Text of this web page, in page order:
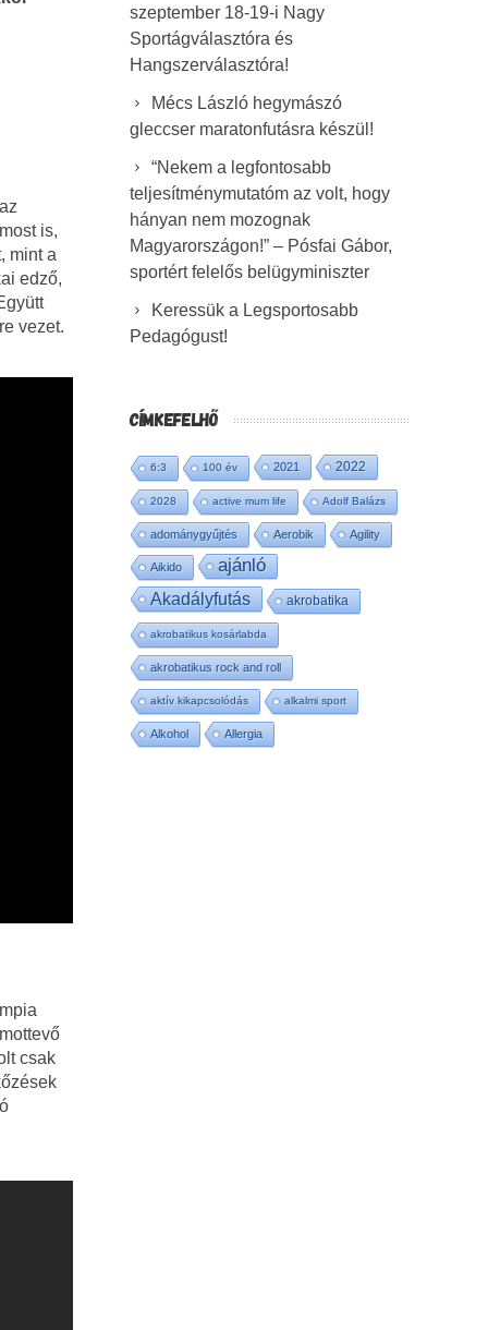
is,
mint a
edző,
vezet.
csak
szeptember 18-19-i Nagy
Sportágválasztóra és
Hangszerválasztóra!
Mécs László hegymászó
gleccser maratonfutásra készül!
“Nekem a legfontosabb
teljesítménymutatóm az volt, hogy
hányan nem mozognak
Magyarországon!” – Pósfai Gábor,
sportért felelős belügyminiszter
Keressük a Legsportosabb
Pedagógust!
CÍMKEFELHŐ
6:3 100 év 2021 2022
2028 active mum life Adolf Balázs
adománygyűjtés Aerobik Agility
Aikido ajánló
Akadályfutás akrobatika
akrobatikus kosárlabda
akrobatikus rock and roll
aktív kikapcsolódás alkalmi sport
Alkohol Allergia